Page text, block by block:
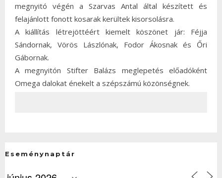
megnyitó végén a Szarvas Antal által készített és
felajánlott fonott kosarak kerültek kisorsolásra.
A kiállítás létrejöttéért kiemelt köszönet jár: Féjja
Sándornak, Vörös Lászlónak, Fodor Ákosnak és Őri
Gábornak.
A megnyitón Stifter Balázs meglepetés előadóként
Omega dalokat énekelt a szépszámú közönségnek.
Eseménynaptár